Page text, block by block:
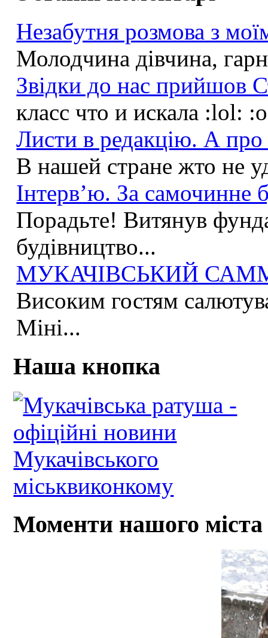
Незабутня розмова з
Молодчина дівчина,
Звідки до нас прийшов
класс что и искала :lol:
Листи в редакцію. А
В нашей стране жто не
Інтерв’ю. За самочинне
Порадьте! Витянув
будівництво...
МУКАЧІВСЬКИЙ
Високим гостям
Міні...
Наша кнопка
Моменти нашого міста